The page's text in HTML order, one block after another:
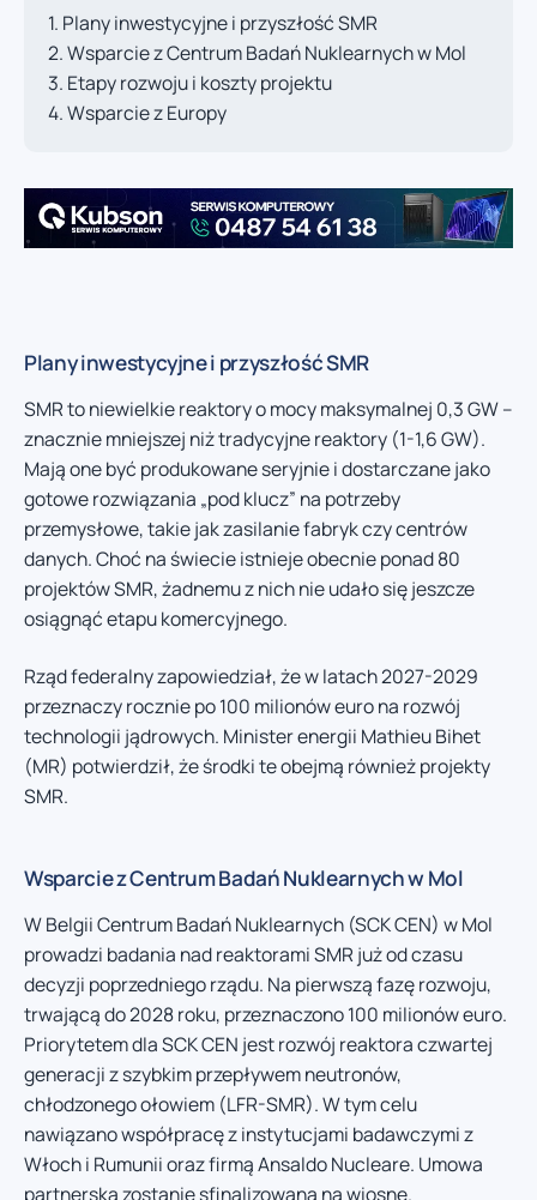
Plany inwestycyjne i przyszłość SMR
Wsparcie z Centrum Badań Nuklearnych w Mol
Etapy rozwoju i koszty projektu
Wsparcie z Europy
Plany inwestycyjne i przyszłość SMR
SMR to niewielkie reaktory o mocy maksymalnej 0,3 GW –
znacznie mniejszej niż tradycyjne reaktory (1-1,6 GW).
Mają one być produkowane seryjnie i dostarczane jako
gotowe rozwiązania „pod klucz” na potrzeby
przemysłowe, takie jak zasilanie fabryk czy centrów
danych. Choć na świecie istnieje obecnie ponad 80
projektów SMR, żadnemu z nich nie udało się jeszcze
osiągnąć etapu komercyjnego.
Rząd federalny zapowiedział, że w latach 2027-2029
przeznaczy rocznie po 100 milionów euro na rozwój
technologii jądrowych. Minister energii Mathieu Bihet
(MR) potwierdził, że środki te obejmą również projekty
SMR.
Wsparcie z Centrum Badań Nuklearnych w Mol
W Belgii Centrum Badań Nuklearnych (SCK CEN) w Mol
prowadzi badania nad reaktorami SMR już od czasu
decyzji poprzedniego rządu. Na pierwszą fazę rozwoju,
trwającą do 2028 roku, przeznaczono 100 milionów euro.
Priorytetem dla SCK CEN jest rozwój reaktora czwartej
generacji z szybkim przepływem neutronów,
chłodzonego ołowiem (LFR-SMR). W tym celu
nawiązano współpracę z instytucjami badawczymi z
Włoch i Rumunii oraz firmą Ansaldo Nucleare. Umowa
partnerska zostanie sfinalizowana na wiosnę.